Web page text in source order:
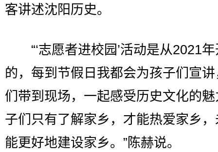
客讲述沈阳历史。
“‘志愿者进校园’活动是从2021年
的，每到节假日我都会为孩子们宣
们带到现场，一起感受历史文化的
子们只有了解家乡，才能热爱家乡
能更好地建设家乡。”陈赫说。